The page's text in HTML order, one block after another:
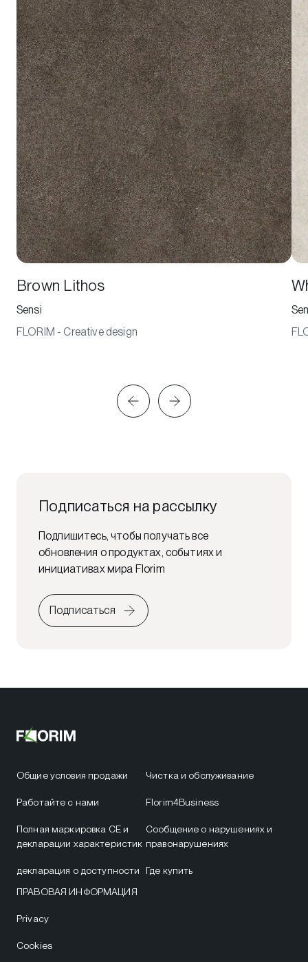
Brown Lithos
Sensi
FLORIM - Creative design
Подписаться на рассылку
Подпишитесь, чтобы получать все
обновления о продуктах, событиях и
инициативах мира Florim
Подписаться
Общие условия продажи
Работайте с нами
Полная маркировка CE и
декларации характеристик
декларация о доступности
Чистка и обслуживание
Florim4Business
Сообщение о нарушениях и
правонарушениях
Где купить
ПРАВОВАЯ ИНФОРМАЦИЯ
Privacy
Cookies